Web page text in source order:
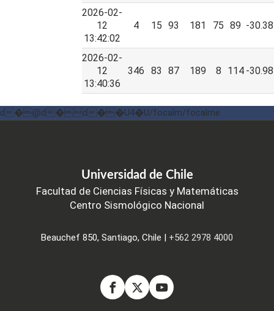
2026-02-
12
13:42:02
4 15 93 181 75 89 -30.38
2026-02-
12
13:40:36
346 83 87 189 8 114 -30.98
d�@d�d��U4�U/focalm/focalme
Universidad de Chile
Facultad de Ciencias Físicas y Matemáticas
Centro Sismológico Nacional
Beauchef 850, Santiago, Chile | +562 2978 4000